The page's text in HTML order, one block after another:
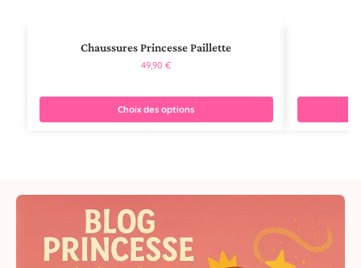
Chaussures Princesse Paillette
49,90€
Choix des options